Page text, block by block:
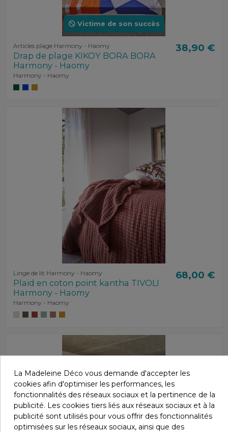
Victime de son succès
Articles plage Harmony - Haomy
Drap de plage KIKOY BORA BORA
Harmony - Haomy
Harmony - Haomy
38,90 €
Linge de lit Harmony - Haomy
Plaid en coton point kantha TIVOLI
Harmony - Haomy
Harmony - Haomy
68,00 €
La Madeleine Déco vous demande d'accepter les
cookies afin d'optimiser les performances, les
fonctionnalités des réseaux sociaux et la pertinence de la
publicité. Les cookies tiers liés aux réseaux sociaux et à la
publicité sont utilisés pour vous offrir des fonctionnalités
optimisées sur les réseaux sociaux, ainsi que des